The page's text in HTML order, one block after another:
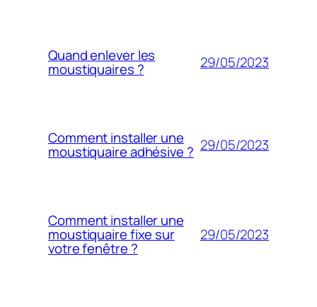
Quand enlever les
moustiquaires ? 29/05/2023
Comment installer une
moustiquaire adhésive ? 29/05/2023
Comment installer une
moustiquaire fixe sur
votre fenêtre ?
29/05/2023